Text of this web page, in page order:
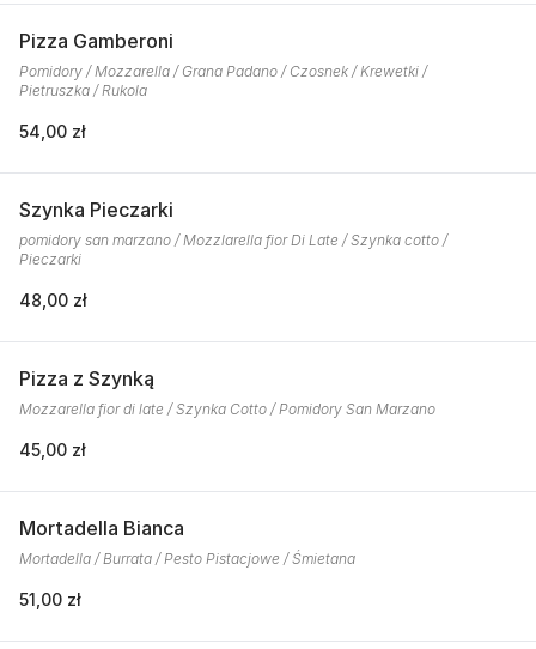
Pizza Gamberoni
Pomidory / Mozzarella / Grana Padano / Czosnek / Krewetki /
Pietruszka / Rukola
54,00 zł
Szynka Pieczarki
pomidory san marzano / Mozzlarella fior Di Late / Szynka cotto /
Pieczarki
48,00 zł
Pizza z Szynką
Mozzarella fior di late / Szynka Cotto / Pomidory San Marzano
45,00 zł
Mortadella Bianca
Mortadella / Burrata / Pesto Pistacjowe / Śmietana
51,00 zł